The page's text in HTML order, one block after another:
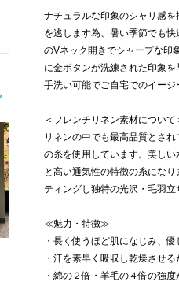
ナチュラルな印象のシャリ感
を逃します為、暑い季節でも
のVネック開きでシャープな印
に金ボタンが洗練された印象を
手洗い可能でご自宅でのイージ
＜フレンチリネン素材について
リネンの中でも最高品質とさ
の糸を使用しています。美し
と高い通気性の特徴の糸にな
ティングし独特の光沢・毛羽立
≪魅力・特徴≫
・長く使うほど肌になじみ、優
・汗を素早く吸収し乾燥させ
・綿の２倍・羊毛の４倍の強